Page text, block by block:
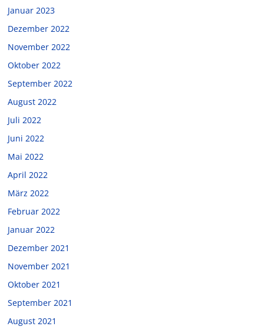
Januar 2023
Dezember 2022
November 2022
Oktober 2022
September 2022
August 2022
Juli 2022
Juni 2022
Mai 2022
April 2022
März 2022
Februar 2022
Januar 2022
Dezember 2021
November 2021
Oktober 2021
September 2021
August 2021